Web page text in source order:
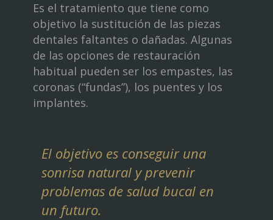
Es el tratamiento que tiene como
objetivo la sustitución de las piezas
dentales faltantes o dañadas. Algunas
de las opciones de restauración
habitual pueden ser los empastes, las
coronas (“fundas”), los puentes y los
implantes.
El objetivo es conseguir una
sonrisa natural y prevenir
problemas de salud bucal en
un futuro.